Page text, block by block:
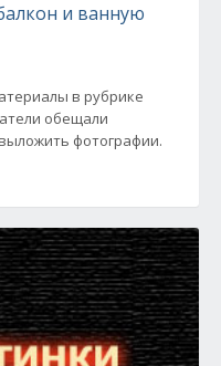
и ванную
в рубрике
обещали
фотографии.